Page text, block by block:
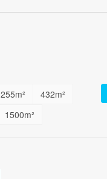
255m²
432m²
1500m²